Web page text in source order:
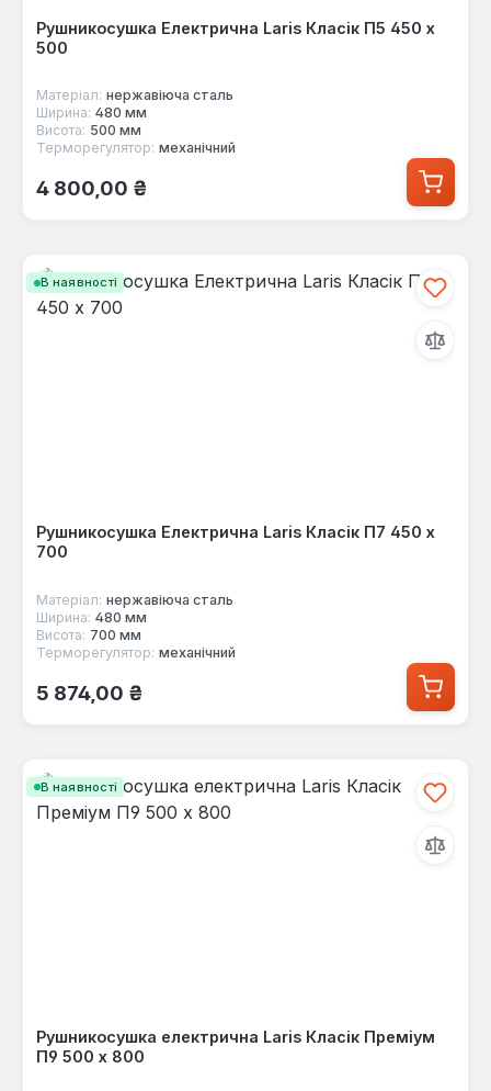
Рушникосушка Електрична Laris Класік П5 450 х
500
Матеріал: нержавіюча сталь
Ширина: 480 мм
Висота: 500 мм
Терморегулятор: механічний
Звичайна ціна:
4 800,00 ₴
В наявності
Рушникосушка Електрична Laris Класік П7 450 х
700
Матеріал: нержавіюча сталь
Ширина: 480 мм
Висота: 700 мм
Терморегулятор: механічний
Звичайна ціна:
5 874,00 ₴
В наявності
Рушникосушка електрична Laris Класік Преміум
П9 500 х 800